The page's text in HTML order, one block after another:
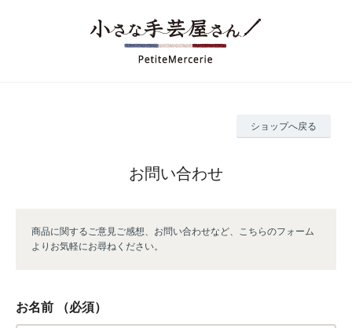
ショップへ戻る
お問い合わせ
商品に関するご意見ご感想、お問い合わせなど、こちらのフォーム
よりお気軽にお尋ねください。
お名前 （必須）